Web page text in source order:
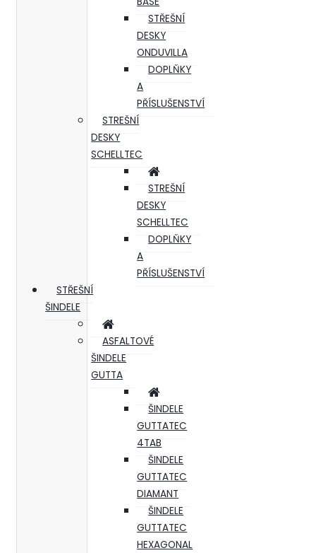
STŘEŠNÍ
DESKY
ONDUVILLA
DOPLŇKY
A
PŘÍSLUŠENSTVÍ
STREŠNÍ
DESKY
SCHELLTEC
STREŠNÍ
DESKY
SCHELLTEC
DOPLŇKY
A
PŘÍSLUŠENSTVÍ
STŘEŠNÍ
ŠINDELE
ASFALTOVÉ
ŠINDELE
GUTTA
ŠINDELE
GUTTATEC
4TAB
ŠINDELE
GUTTATEC
DIAMANT
ŠINDELE
GUTTATEC
HEXAGONAL